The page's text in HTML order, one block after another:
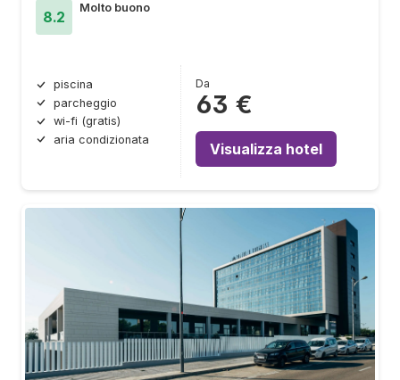
8.2
Molto buono
piscina
parcheggio
wi-fi (gratis)
aria condizionata
Da
63 €
Visualizza hotel